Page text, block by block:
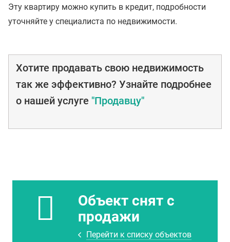
Эту квартиру можно купить в кредит, подробности
уточняйте у специалиста по недвижимости.
Хотите продавать свою недвижимость
так же эффективно? Узнайте подробнее
о нашей услуге "Продавцу"
Объект снят с
продажи
Перейти к списку объектов